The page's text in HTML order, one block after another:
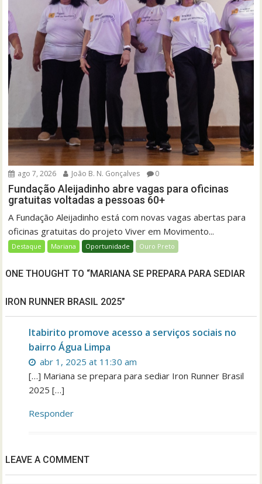
ago 7, 2026 João B. N. Gonçalves 0
Fundação Aleijadinho abre vagas para oficinas
gratuitas voltadas a pessoas 60+
A Fundação Aleijadinho está com novas vagas abertas para
oficinas gratuitas do projeto Viver em Movimento...
Destaque Mariana Oportunidade Ouro Preto
ONE THOUGHT TO “MARIANA SE PREPARA PARA SEDIAR
IRON RUNNER BRASIL 2025”
Itabirito promove acesso a serviços sociais no
bairro Água Limpa
abr 1, 2025 at 11:30 am
[…] Mariana se prepara para sediar Iron Runner Brasil
2025 […]
Responder
LEAVE A COMMENT